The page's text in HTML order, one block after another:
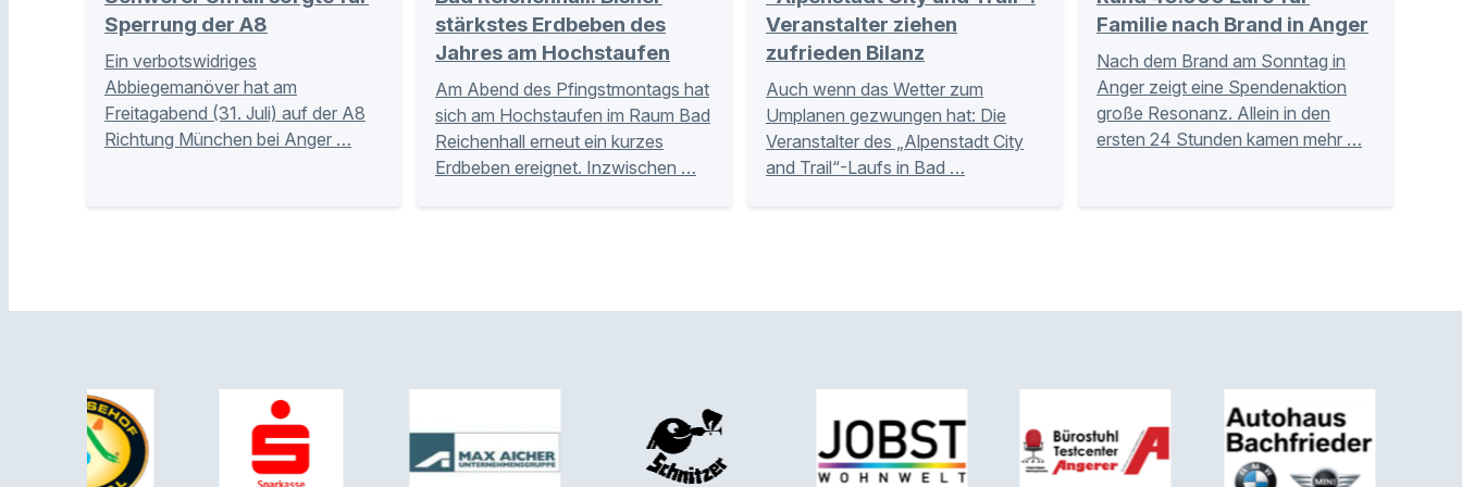
Sperrung der A8
Ein verbotswidriges
Abbiegemanöver hat am
Freitagabend (31. Juli) auf der A8
Richtung München bei Anger …
stärkstes Erdbeben des
Jahres am Hochstaufen
Am Abend des Pfingstmontags hat
sich am Hochstaufen im Raum Bad
Reichenhall erneut ein kurzes
Erdbeben ereignet. Inzwischen …
Veranstalter ziehen
zufrieden Bilanz
Auch wenn das Wetter zum
Umplanen gezwungen hat: Die
Veranstalter des „Alpenstadt City
and Trail“-Laufs in Bad …
Familie nach Brand in Anger
Nach dem Brand am Sonntag in
Anger zeigt eine Spendenaktion
große Resonanz. Allein in den
ersten 24 Stunden kamen mehr …